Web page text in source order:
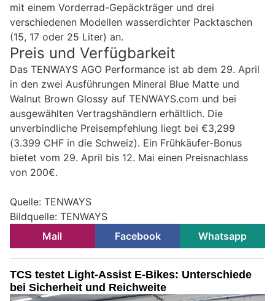
mit einem Vorderrad-Gepäckträger und drei
verschiedenen Modellen wasserdichter Packtaschen
(15, 17 oder 25 Liter) an.
Preis und Verfügbarkeit
Das TENWAYS AGO Performance ist ab dem 29. April
in den zwei Ausführungen Mineral Blue Matte und
Walnut Brown Glossy auf TENWAYS.com und bei
ausgewählten Vertragshändlern erhältlich. Die
unverbindliche Preisempfehlung liegt bei €3,299
(3.399 CHF in die Schweiz). Ein Frühkäufer-Bonus
bietet vom 29. April bis 12. Mai einen Preisnachlass
von 200€.
Quelle: TENWAYS
Bildquelle: TENWAYS
Mail
Facebook Whatsapp
TCS testet Light-Assist E-Bikes: Unterschiede
bei Sicherheit und Reichweite